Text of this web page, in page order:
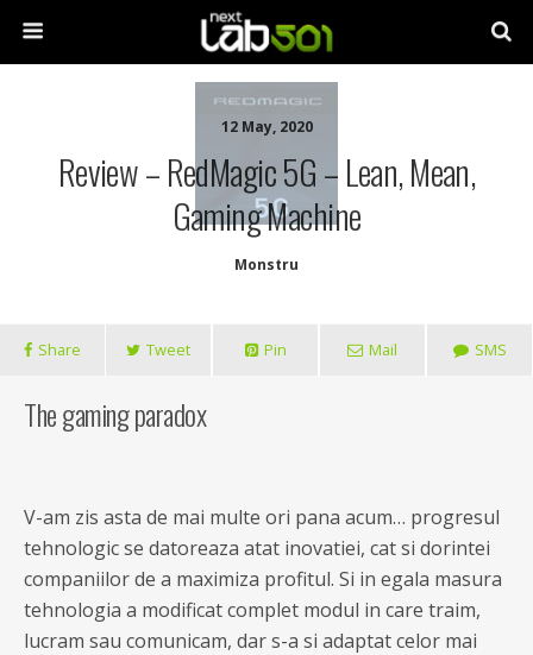
12 May, 2020
Review – RedMagic 5G – Lean, Mean,
Gaming Machine
Monstru
Share Tweet Pin Mail SMS
The gaming paradox
V-am zis asta de mai multe ori pana acum… progresul
tehnologic se datoreaza atat inovatiei, cat si dorintei
companiilor de a maximiza profitul. Si in egala masura
tehnologia a modificat complet modul in care traim,
lucram sau comunicam, dar s-a si adaptat celor mai